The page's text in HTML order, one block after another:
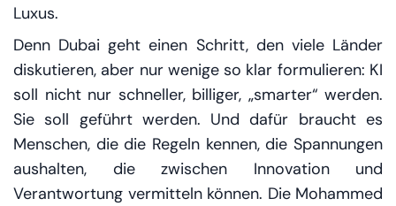
Luxus.
Denn Dubai geht einen Schritt, den viele Länder
diskutieren, aber nur wenige so klar formulieren: KI
soll nicht nur schneller, billiger, „smarter“ werden.
Sie soll geführtwerden. Und dafür braucht es
Menschen, die die Regeln kennen, die Spannungen
aushalten, die zwischen Innovation und
Verantwortung vermitteln können. Die Mohammed